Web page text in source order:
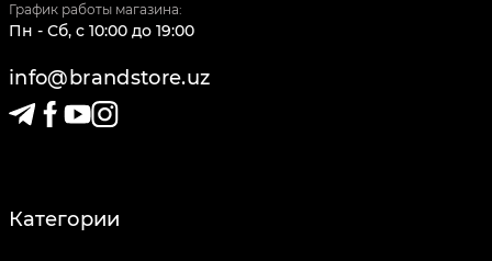
График работы магазина:
Пн - Сб, c 10:00 до 19:00
info@brandstore.uz
Категории